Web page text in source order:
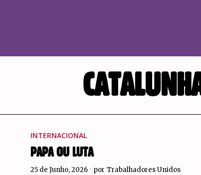
INTERNACIONAL
PAPA OU LUTA
25 de Junho, 2026 por Trabalhadores Unidos